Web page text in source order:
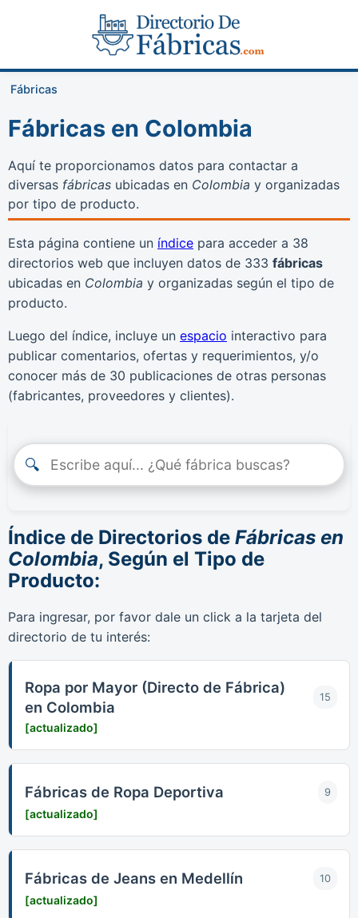
Fábricas
Fábricas en Colombia
Aquí te proporcionamos datos para contactar a
diversas fábricas ubicadas en Colombia y organizadas
por tipo de producto.
Esta página contiene un índice para acceder a 38
directorios web que incluyen datos de 333 fábricas
ubicadas en Colombia y organizadas según el tipo de
producto.
Luego del índice, incluye un espacio interactivo para
publicar comentarios, ofertas y requerimientos, y/o
conocer más de 30 publicaciones de otras personas
(fabricantes, proveedores y clientes).
🔍
Índice de Directorios de Fábricas en
Colombia, Según el Tipo de
Producto:
Para ingresar, por favor dale un click a la tarjeta del
directorio de tu interés:
Ropa por Mayor (Directo de Fábrica)
en Colombia
15
[actualizado]
Fábricas de Ropa Deportiva 9
[actualizado]
Fábricas de Jeans en Medellín 10
[actualizado]